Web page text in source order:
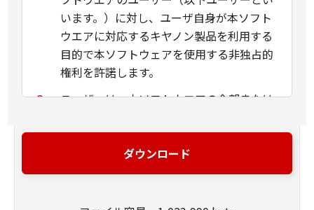
います。）に対し、ユーザ自身が本ソフト
ウエアに対応するキヤノン製品を利用する
目的で本ソフトウェアを使用する非独占的
権利を許諾します。
ユーザーは、本ソフトウエアの全部または
リバース・エンジニアリング、逆コンパイ
ルまたは逆アセンブル等することならびに
これらの行為を第三者に許諾することはで
ダウンロード